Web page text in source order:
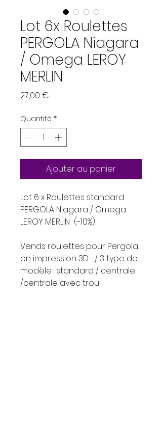
Lot 6x Roulettes
PERGOLA Niagara
/ Omega LEROY
MERLIN
27,00 €
Quantité *
Ajouter au panier
Lot 6 x Roulettes standard
PERGOLA Niagara / Omega
LEROY MERLIN (-10%)
Vends roulettes pour Pergola
en impression 3D / 3 type de
modèle : standard / centrale
/centrale avec trou